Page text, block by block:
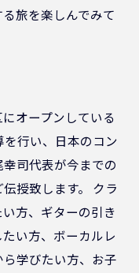
旅を楽しんでみて
オープンしている
行い、日本のコン
司代表が今までの
授致します。 クラ
方、ギターの引き
い方、ボーカルレ
学びたい方、お子